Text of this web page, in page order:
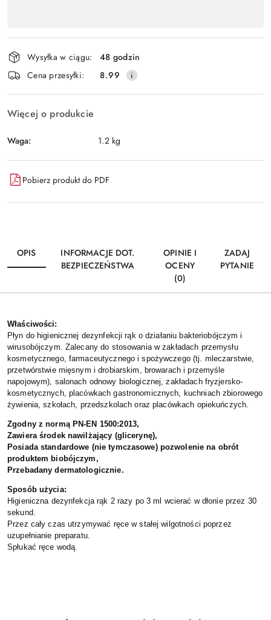
płatność
i
dostawa
Wysyłka w ciągu:
48 godzin
Cena przesyłki:
8.99
Więcej o produkcie
Waga: 1.2 kg
Pobierz produkt do PDF
OPIS
INFORMACJE DOT.
BEZPIECZEŃSTWA
OPINIE I
OCENY
(0)
ZADAJ
PYTANIE
Właściwości:
Płyn do higienicznej dezynfekcji rąk o działaniu bakteriobójczym i
wirusobójczym. Zalecany do stosowania w zakładach przemysłu
kosmetycznego, farmaceutycznego i spożywczego (tj. mleczarstwie,
przetwórstwie mięsnym i drobiarskim, browarach i przemyśle
napojowym), salonach odnowy biologicznej, zakładach fryzjersko-
kosmetycznych, placówkach gastronomicznych, kuchniach zbiorowego
żywienia, szkołach, przedszkolach oraz placówkach opiekuńczych.
Zgodny z normą PN-EN 1500:2013,
Zawiera środek nawilżający (glicerynę),
Posiada standardowe (nie tymczasowe) pozwolenie na obrót
produktem biobójczym,
Przebadany dermatologicznie.
Sposób użycia:
Higieniczna dezynfekcja rąk 2 razy po 3 ml wcierać w dłonie przez 30
sekund.
Przez cały czas utrzymywać ręce w stałej wilgotności poprzez
uzupełnianie preparatu.
Spłukać ręce wodą.